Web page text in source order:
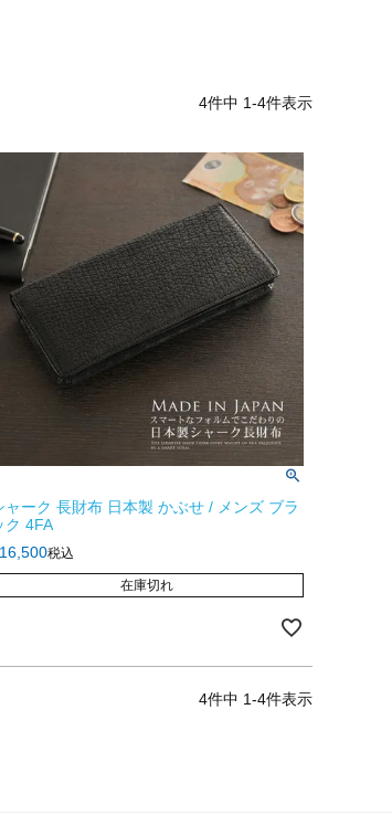
4件中 1-4件表示
ャーク 長財布 日本製 かぶせ / メンズ ブラ
ク 4FA
16,500税込
在庫切れ
4件中 1-4件表示